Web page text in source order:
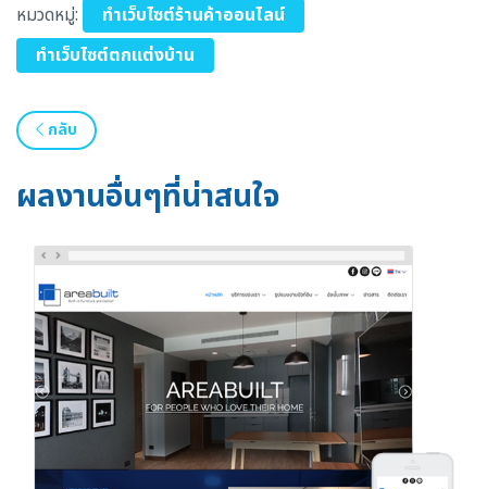
หมวดหมู่:
ทำเว็บไซต์ร้านค้าออนไลน์
ทำเว็บไซต์ตกแต่งบ้าน
กลับ
ผลงานอื่นๆที่น่าสนใจ